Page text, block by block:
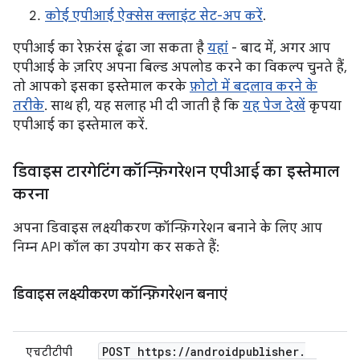
कोई एपीआई ऐक्सेस क्लाइंट सेट-अप करें.
एपीआई का रेफ़रंस ढूंढा जा सकता है यहां - बाद में, अगर आप
एपीआई के ज़रिए अपना बिल्ड अपलोड करने का विकल्प चुनते हैं,
तो आपको इसका इस्तेमाल करके फ़ोटो में बदलाव करने के
तरीके. साथ ही, यह सलाह भी दी जाती है कि यह पेज देखें कृपया
एपीआई का इस्तेमाल करें.
डिवाइस टारगेटिंग कॉन्फ़िगरेशन एपीआई का इस्तेमाल
करना
अपना डिवाइस लक्ष्यीकरण कॉन्फ़िगरेशन बनाने के लिए आप
निम्न API कॉल का उपयोग कर सकते हैं:
डिवाइस लक्ष्यीकरण कॉन्फ़िगरेशन बनाएं
एचटीटीपी POST https: //androidpublisher.